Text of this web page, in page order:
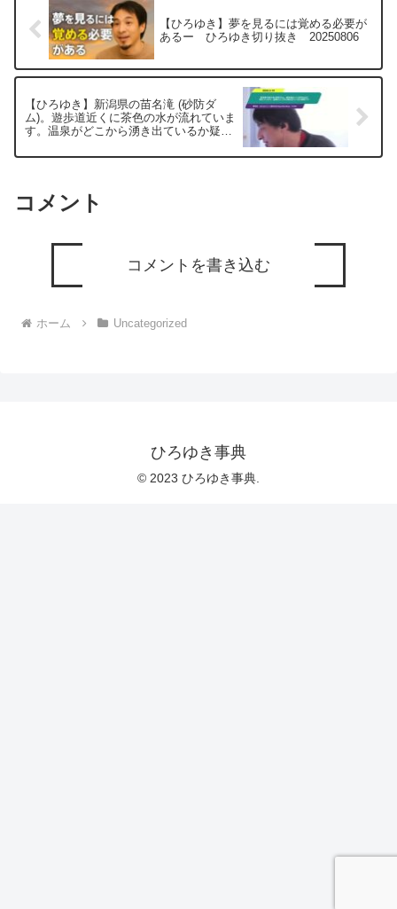
て頂けたら、いいね！やチャンネル登録
をよろしくお願いします。
せられた質問について、一問一答形式に
してみました。過去にこんな質問してる
https://hiroyuki-ziten.com/できるだけ、
多くの質問を今後も編集し、アップロー
ドしていきますので、使いやすいと感じ
て頂けたら、いいね！やチャンネル登録
をよろしくお願いします。
【ひろゆき】夢を見るには覚める必要が
あるー ひろゆき切り抜き 20250806
【ひろゆき】新潟県の苗名滝 (砂防ダ
ム)。遊歩道近くに茶色の水が流れていま
す。温泉がどこから湧き出ているか疑問
コメント
コメントを書き込む
ホーム Uncategorized
ひろゆき事典
© 2023 ひろゆき事典.